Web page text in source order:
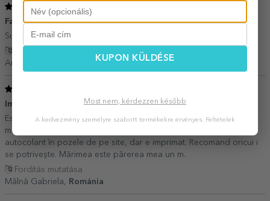
/ 5
Faina 19 Április 2022
Superb si iti recomand sa iei
Andreea,
Imprimare calitativă 02 Május 2021
Este exact ca în prezentare, imaginea și textul este imprimat în
material, nu iese la spălare, aveam impresia ca este un fel de
autocolant în pozele de pe site, dar e imprimat. Recomand oricui i
se potrivește. Mărimea este părerea mea un m.
Fordítás mutatása
Mâlnă Gabriela,
Románia
KUPON KÜLDÉSE
Most nem, kérdezzen később
A kedvezmény személyre szabott termékekre érvényes. Feltételek